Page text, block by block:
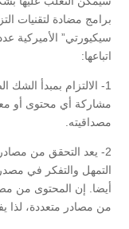
برامج مضادة لتقنيات
سيكيورتي” الأميركية
اتباعها:
1- الالتزام بمبدأ
مشاركة أي محتوى أو
مصداقيته.
2- يعد التحقق من
التمهل والتفكر في
أيضا. إن المحتوى من
من مصادر متعددة،